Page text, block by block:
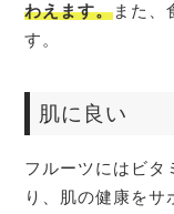
わえます。また、
す。
肌に良い
フルーツにはビタ
り、肌の健康を